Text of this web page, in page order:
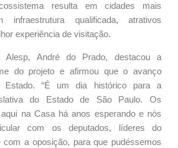
resulta em cidades mais
infraestrutura qualificada, atrativos
experiência de visitação.
Alesp, André do Prado, destacou a
do projeto e afirmou que o avanço
Estado. “É um dia histórico para a
do Estado de São Paulo. Os
na Casa há anos esperando e nós
com os deputados, líderes do
com a oposição, para que pudéssemos